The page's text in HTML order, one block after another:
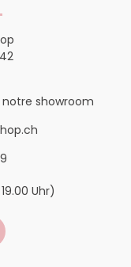
showroom
Uhr)